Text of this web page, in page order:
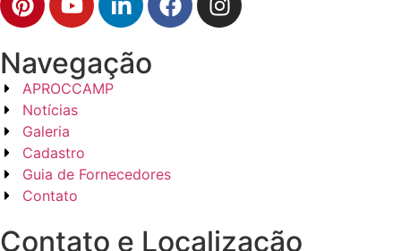
Navegação
APROCCAMP
Notícias
Galeria
Cadastro
Guia de Fornecedores
Contato
Contato e Localização